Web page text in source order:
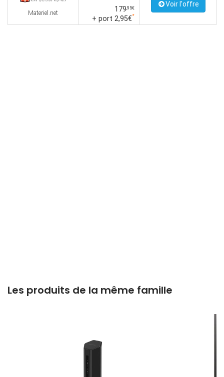
Materiel.net
179,95€
+ port 2,95€*
Voir l'offre
Les produits de la même famille